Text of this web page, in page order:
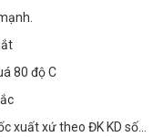
80 độ C
xuất xứ theo ĐK KD số…